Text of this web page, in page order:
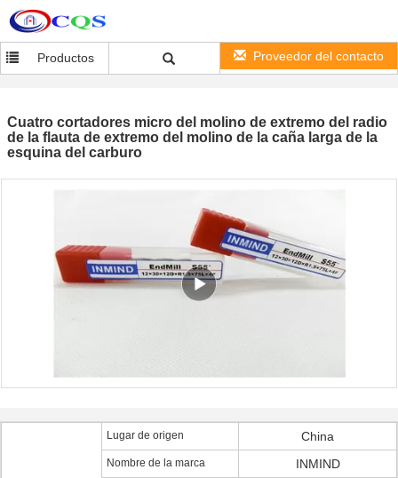
Productos Proveedor del contacto
Cuatro cortadores micro del molino de extremo del radio
de la flauta de extremo del molino de la caña larga de la
esquina del carburo
Lugar de origen China
Nombre de la marca INMIND